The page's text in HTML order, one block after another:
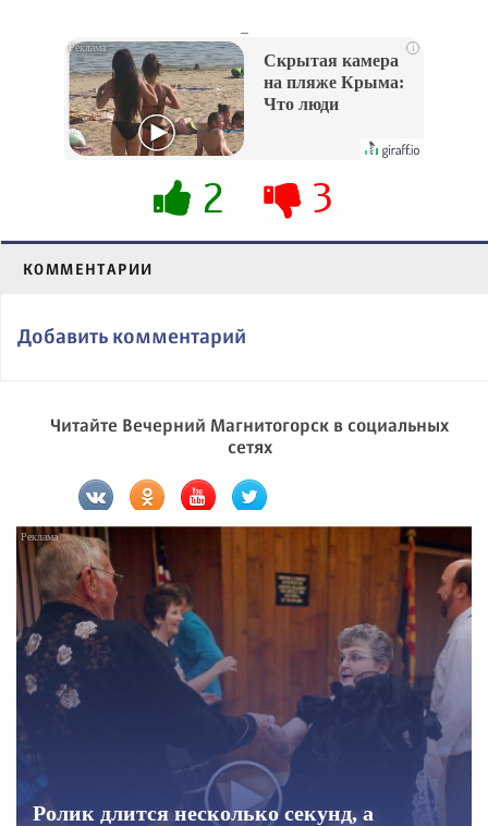
i
Скрытая камера
на пляже Крыма:
Что люди
их не видят...
2 3
КОММЕНТАРИИ
Добавить комментарий
Читайте Вечерний Магнитогорск в социальных
сетях
Ролик длится несколько секунд, а